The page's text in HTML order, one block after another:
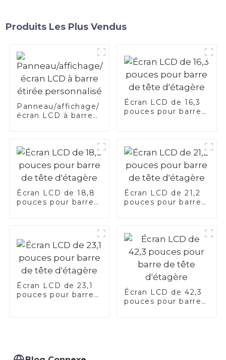
Produits Les Plus Vendus
Panneau/affichage/
écran LCD à barre
Écran LCD de 16,3
pouces pour barre
Écran LCD de 18,8
pouces pour barre
Écran LCD de 21,2
pouces pour barre
Écran LCD de 23,1
pouces pour barre
Écran LCD de 42,3
pouces pour barre